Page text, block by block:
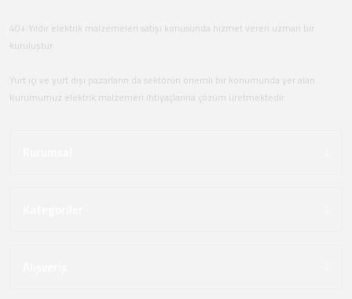
40+ Yıldır elektrik malzemeleri satışı konusunda hizmet veren uzman bir
kuruluştur.
Yurt içi ve yurt dışı pazarların da sektörün önemli bir konumunda yer alan
Kurumumuz elektrik malzemeri ihtiyaçlarına çözüm üretmektedir.